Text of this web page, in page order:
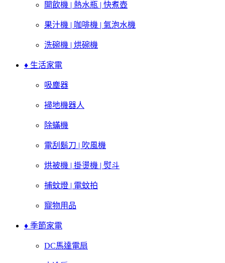
開飲機 | 熱水瓶 | 快煮壺
果汁機 | 咖啡機 | 氣泡水機
洗碗機 | 烘碗機
♦ 生活家電
吸塵器
掃地機器人
除蟎機
電刮鬍刀 | 吹風機
烘被機 | 掛燙機 | 熨斗
捕蚊燈 | 電蚊拍
寵物用品
♦ 季節家電
DC馬達電扇